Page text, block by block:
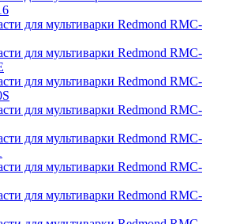
для мультиварки Redmond RMC-
для мультиварки Redmond RMC-
для мультиварки Redmond RMC-
для мультиварки Redmond RMC-
для мультиварки Redmond RMC-
для мультиварки Redmond RMC-
для мультиварки Redmond RMC-